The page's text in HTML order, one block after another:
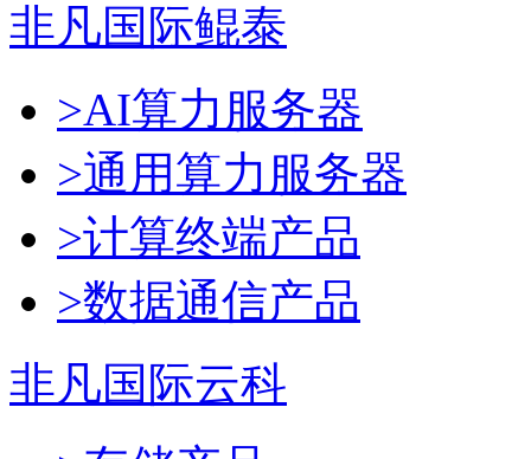
非凡国际鲲泰
>AI算力服务器
>通用算力服务器
>计算终端产品
>数据通信产品
非凡国际云科